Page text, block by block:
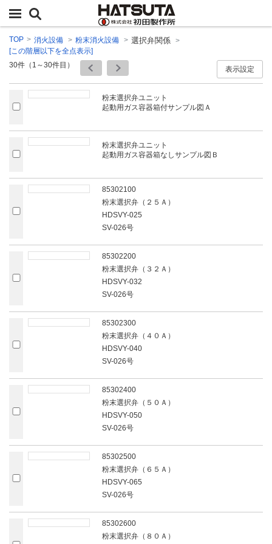
TOP 消火設備 粉末消火設備 選択弁関係
[この階層以下を全点表示]
30件（1～30件目） 表示設定
粉末選択弁ユニット
起動用ガス容器箱付サンプル図Ａ
粉末選択弁ユニット
起動用ガス容器箱なしサンプル図Ｂ
85302100
粉末選択弁（２５Ａ）
HDSVY-025
SV-026号
85302200
粉末選択弁（３２Ａ）
HDSVY-032
SV-026号
85302300
粉末選択弁（４０Ａ）
HDSVY-040
SV-026号
85302400
粉末選択弁（５０Ａ）
HDSVY-050
SV-026号
85302500
粉末選択弁（６５Ａ）
HDSVY-065
SV-026号
85302600
粉末選択弁（８０Ａ）